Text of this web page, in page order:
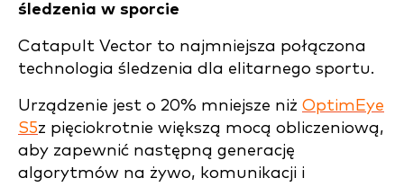
śledzenia w sporcie
Catapult Vector to najmniejsza połączona
technologia śledzenia dla elitarnego sportu.
Urządzenie jest o 20% mniejsze niż OptimEye
S5z pięciokrotnie większą mocą obliczeniową,
aby zapewnić następną generację
algorytmów na żywo, komunikacji i